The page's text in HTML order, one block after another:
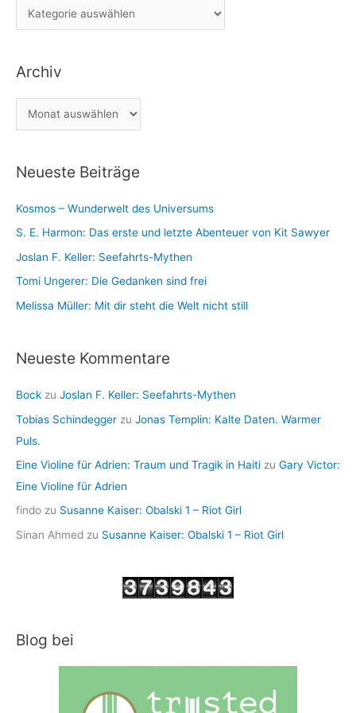
c
h
a
e
e
Archiv
r
h
v
Neueste Beiträge
Kosmos – Wunderwelt des Universums
S. E. Harmon: Das erste und letzte Abenteuer von Kit Sawyer
Joslan F. Keller: Seefahrts-Mythen
Tomi Ungerer: Die Gedanken sind frei
Melissa Müller: Mit dir steht die Welt nicht still
Neueste Kommentare
Bock zu Joslan F. Keller: Seefahrts-Mythen
Tobias Schindegger zu Jonas Templin: Kalte Daten. Warmer
Puls.
Eine Violine für Adrien: Traum und Tragik in Haiti zu Gary Victor:
Eine Violine für Adrien
findo zu Susanne Kaiser: Obalski 1 – Riot Girl
Sinan Ahmed zu Susanne Kaiser: Obalski 1 – Riot Girl
Blog bei